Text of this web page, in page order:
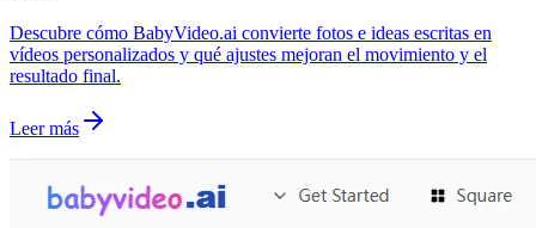
Descubre cómo BabyVideo.ai convierte fotos e ideas escritas en
vídeos personalizados y qué ajustes mejoran el movimiento y el
resultado final.
Leer más